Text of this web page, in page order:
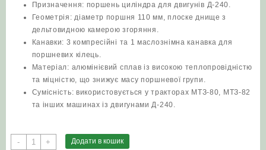
Призначення: поршень циліндра для двигунів Д‑240.
Геометрія: діаметр поршня 110 мм, плоске днище з
дельтовидною камерою згоряння.
Канавки: 3 компресійні та 1 маслознімна канавка для
поршневих кілець.
Матеріал: алюмінієвий сплав із високою теплопровідністю
та міцністю, що знижує масу поршневої групи.
Сумісність: використовується у тракторах МТЗ‑80, МТЗ‑82
та інших машинах із двигунами Д‑240.
-
Поршень
+ Додати в кошик